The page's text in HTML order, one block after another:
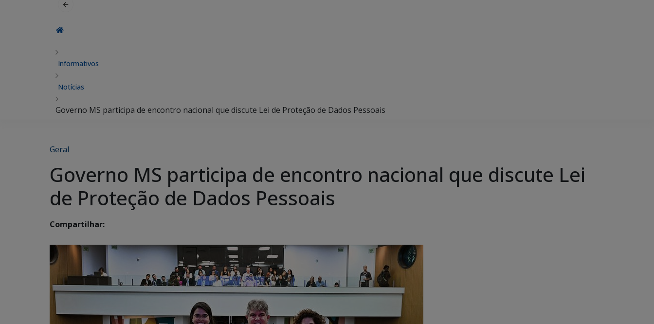
Informativos
Notícias
Governo MS participa de encontro nacional que discute Lei de Proteção de Dados Pessoais
Geral
Governo MS participa de encontro nacional que discute Lei
de Proteção de Dados Pessoais
Compartilhar: